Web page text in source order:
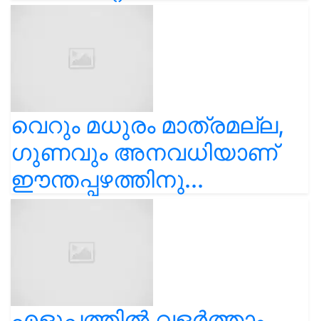
വെറും മധുരം മാത്രമല്ല,
ഗുണവും അനവധിയാണ്
ഈന്തപ്പഴത്തിനു...